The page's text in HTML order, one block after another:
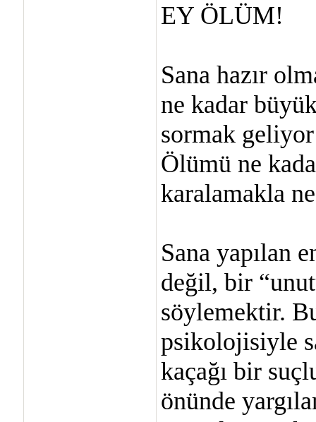
EY ÖLÜM!
Sana hazır
ne kadar
sormak
Ölümü ne
karalamakla
Sana yapılan
değil, bir
söylemektir.
psikolojisiyle
kaçağı bir
önünde